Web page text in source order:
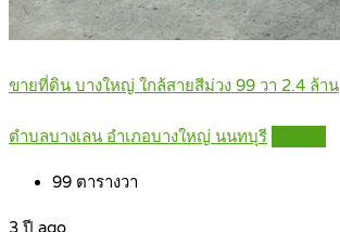
ขายที่ดิน บางใหญ่ ใกล้สายสีม่วง 99 วา 2.4 ล้าน
ตำบลบางเลน อำเภอบางใหญ่ นนทบุรี
99 ตารางวา
3 ปี ago